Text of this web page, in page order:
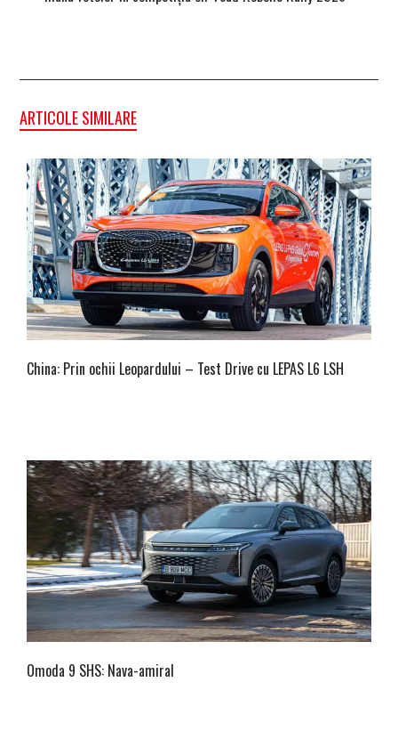
ARTICOLE SIMILARE
China: Prin ochii Leopardului – Test Drive cu LEPAS L6 LSH
Omoda 9 SHS: Nava-amiral